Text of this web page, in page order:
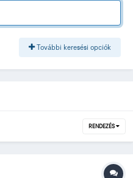
További keresési opciók
RENDEZÉS